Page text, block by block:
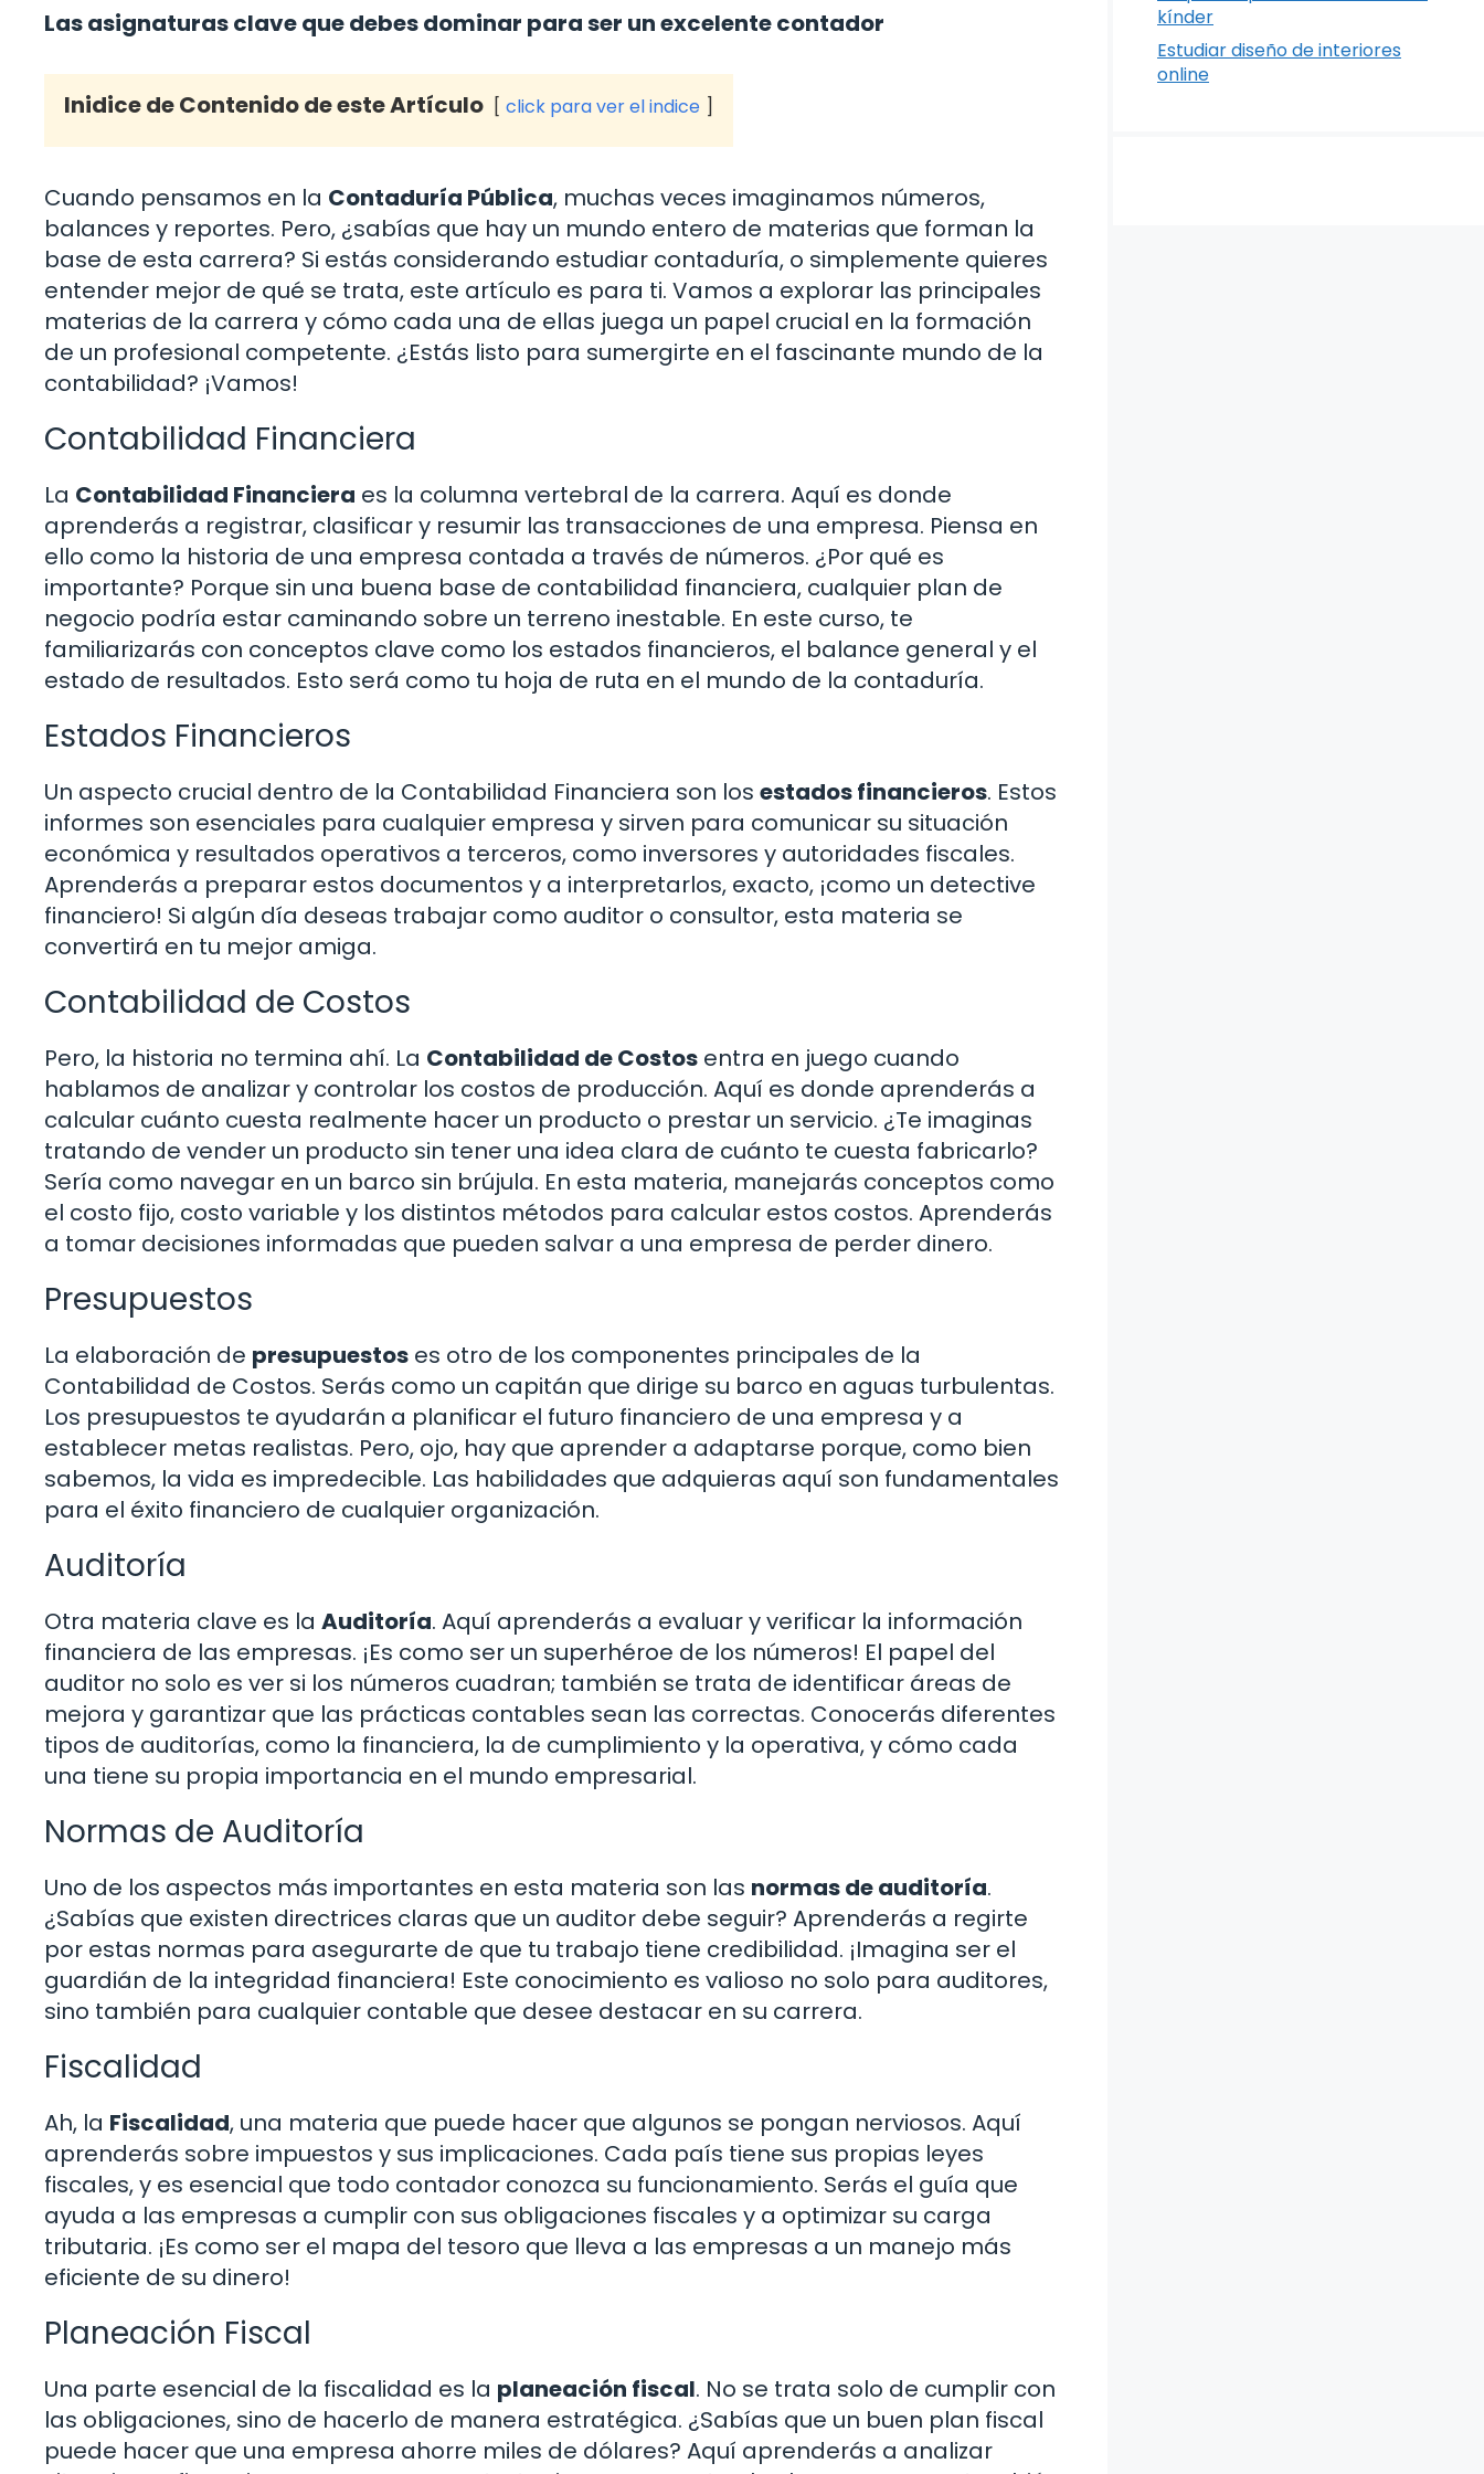
Las asignaturas clave que debes dominar para ser un excelente contador
Inidice de Contenido de este Artículo click para ver el indice
Cuando pensamos en la Contaduría Pública, muchas veces imaginamos números,
balances y reportes. Pero, ¿sabías que hay un mundo entero de materias que forman la
base de esta carrera? Si estás considerando estudiar contaduría, o simplemente quieres
entender mejor de qué se trata, este artículo es para ti. Vamos a explorar las principales
materias de la carrera y cómo cada una de ellas juega un papel crucial en la formación
de un profesional competente. ¿Estás listo para sumergirte en el fascinante mundo de la
contabilidad? ¡Vamos!
Contabilidad Financiera
La Contabilidad Financiera es la columna vertebral de la carrera. Aquí es donde
aprenderás a registrar, clasificar y resumir las transacciones de una empresa. Piensa en
ello como la historia de una empresa contada a través de números. ¿Por qué es
importante? Porque sin una buena base de contabilidad financiera, cualquier plan de
negocio podría estar caminando sobre un terreno inestable. En este curso, te
familiarizarás con conceptos clave como los estados financieros, el balance general y el
estado de resultados. Esto será como tu hoja de ruta en el mundo de la contaduría.
Estados Financieros
Un aspecto crucial dentro de la Contabilidad Financiera son los estados financieros. Estos
informes son esenciales para cualquier empresa y sirven para comunicar su situación
económica y resultados operativos a terceros, como inversores y autoridades fiscales.
Aprenderás a preparar estos documentos y a interpretarlos, exacto, ¡como un detective
financiero! Si algún día deseas trabajar como auditor o consultor, esta materia se
convertirá en tu mejor amiga.
Contabilidad de Costos
Pero, la historia no termina ahí. La Contabilidad de Costos entra en juego cuando
hablamos de analizar y controlar los costos de producción. Aquí es donde aprenderás a
calcular cuánto cuesta realmente hacer un producto o prestar un servicio. ¿Te imaginas
tratando de vender un producto sin tener una idea clara de cuánto te cuesta fabricarlo?
Sería como navegar en un barco sin brújula. En esta materia, manejarás conceptos como
el costo fijo, costo variable y los distintos métodos para calcular estos costos. Aprenderás
a tomar decisiones informadas que pueden salvar a una empresa de perder dinero.
Presupuestos
La elaboración de presupuestos es otro de los componentes principales de la
Contabilidad de Costos. Serás como un capitán que dirige su barco en aguas turbulentas.
Los presupuestos te ayudarán a planificar el futuro financiero de una empresa y a
establecer metas realistas. Pero, ojo, hay que aprender a adaptarse porque, como bien
sabemos, la vida es impredecible. Las habilidades que adquieras aquí son fundamentales
para el éxito financiero de cualquier organización.
Auditoría
Otra materia clave es la Auditoría. Aquí aprenderás a evaluar y verificar la información
financiera de las empresas. ¡Es como ser un superhéroe de los números! El papel del
auditor no solo es ver si los números cuadran; también se trata de identificar áreas de
mejora y garantizar que las prácticas contables sean las correctas. Conocerás diferentes
tipos de auditorías, como la financiera, la de cumplimiento y la operativa, y cómo cada
una tiene su propia importancia en el mundo empresarial.
Normas de Auditoría
Uno de los aspectos más importantes en esta materia son las normas de auditoría.
¿Sabías que existen directrices claras que un auditor debe seguir? Aprenderás a regirte
por estas normas para asegurarte de que tu trabajo tiene credibilidad. ¡Imagina ser el
guardián de la integridad financiera! Este conocimiento es valioso no solo para auditores,
sino también para cualquier contable que desee destacar en su carrera.
Fiscalidad
Ah, la Fiscalidad, una materia que puede hacer que algunos se pongan nerviosos. Aquí
aprenderás sobre impuestos y sus implicaciones. Cada país tiene sus propias leyes
fiscales, y es esencial que todo contador conozca su funcionamiento. Serás el guía que
ayuda a las empresas a cumplir con sus obligaciones fiscales y a optimizar su carga
tributaria. ¡Es como ser el mapa del tesoro que lleva a las empresas a un manejo más
eficiente de su dinero!
Planeación Fiscal
Una parte esencial de la fiscalidad es la planeación fiscal. No se trata solo de cumplir con
las obligaciones, sino de hacerlo de manera estratégica. ¿Sabías que un buen plan fiscal
puede hacer que una empresa ahorre miles de dólares? Aquí aprenderás a analizar
kínder
Estudiar diseño de interiores
online